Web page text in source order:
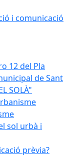
i comunicació
12 del Pla
de Sant
SOLÀ"
sol urbà i
prèvia?